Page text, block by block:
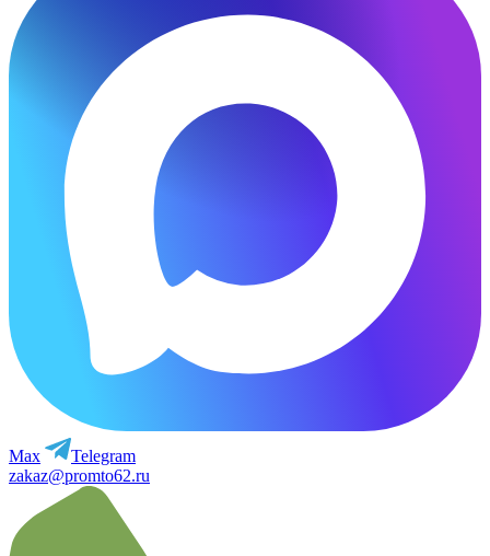
Max
Telegram
zakaz@promto62.ru